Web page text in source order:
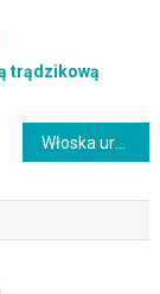
trądzikową
Włoska uroda damska – tajniki pielęgnacji i stylu ubierania się